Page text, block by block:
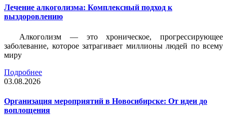
Лечение алкоголизма: Комплексный подход к
выздоровлению
Алкоголизм — это хроническое, прогрессирующее
заболевание, которое затрагивает миллионы людей по всему
миру
Подробнее
03.08.2026
Организация мероприятий в Новосибирске: От идеи до
воплощения